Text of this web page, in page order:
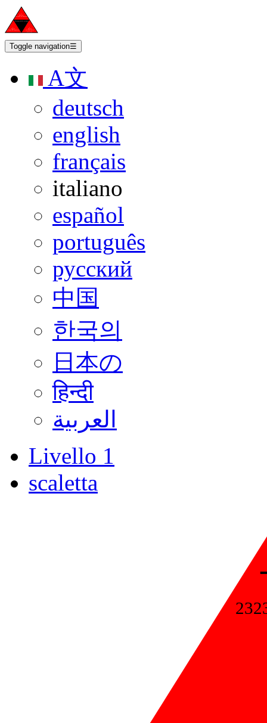
Toggle navigation☰
A文
deutsch
english
français
italiano
español
português
русский
中国
한국의
日本の
हिन्दी
العربية
Livello 1
scaletta